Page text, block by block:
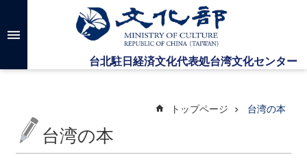
メインのコンテンツブロックにジャンプします
高
検
台
トップページ 台湾の本
台湾の本